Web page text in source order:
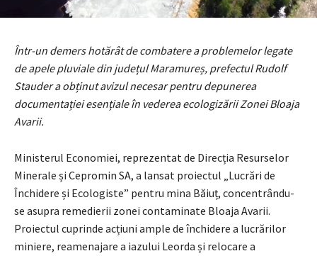
Într-un demers hotărât de combatere a problemelor legate
de apele pluviale din județul Maramureș, prefectul Rudolf
Stauder a obținut avizul necesar pentru depunerea
documentației esențiale în vederea ecologizării Zonei Bloaja
Avarii.
Ministerul Economiei, reprezentat de Direcția Resurselor
Minerale și Cepromin SA, a lansat proiectul „Lucrări de
Închidere și Ecologiste” pentru mina Băiuț, concentrându-
se asupra remedierii zonei contaminate Bloaja Avarii.
Proiectul cuprinde acțiuni ample de închidere a lucrărilor
miniere, reamenajare a iazului Leorda și relocare a